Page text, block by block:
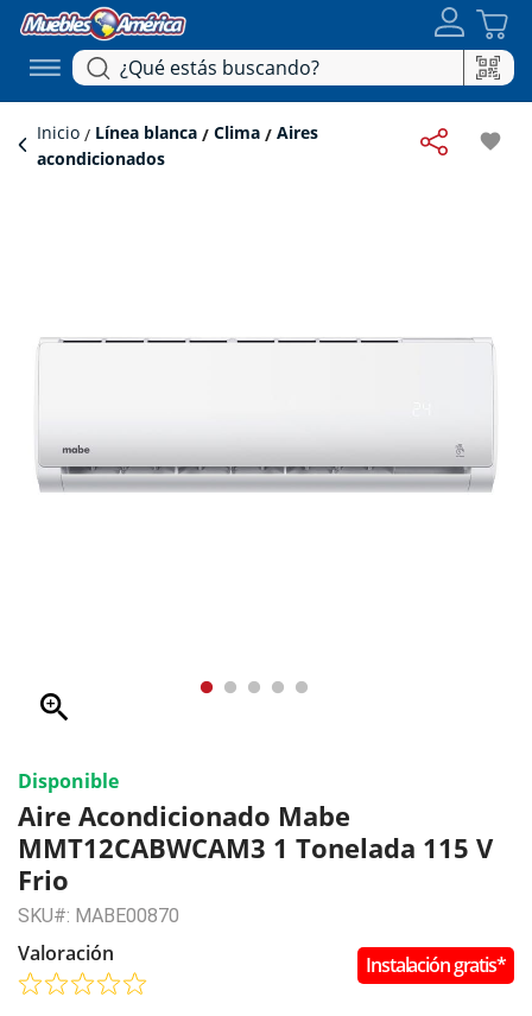
Inicio Línea blanca Clima
Aires
acondicionados
favorite
zoom_in
Disponible
Aire Acondicionado Mabe
MMT12CABWCAM3 1 Tonelada 115 V
Frio
SKU#: MABE00870
Valoración Instalación gratis*